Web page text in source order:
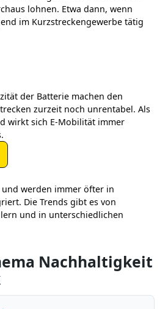
lohnen. Etwa dann, wenn
im Kurzstreckengewerbe tätig
der Batterie machen den
zurzeit noch unrentabel. Als
wirkt sich E-Mobilität immer
werden immer öfter in
Die Trends gibt es von
und in unterschiedlichen
Nachhaltigkeit